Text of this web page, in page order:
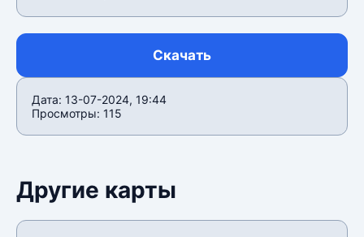
Скачать
Дата: 13-07-2024, 19:44
Просмотры: 115
Другие карты